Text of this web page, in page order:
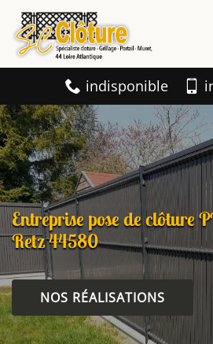
indisponible
Entreprise pose de clôture
Retz 44580
NOS RÉALISATIONS